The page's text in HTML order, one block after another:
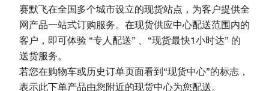
赛默飞在全国多个城市设立的现货站点，为客户提供全
网产品一站式订购服务。在现货供应中心配送范围内的
客户，即可体验 “专人配送” 、“现货最快1小时达” 的
送货服务。
若您在购物车或历史订单页面看到“现货中心”的标志，
表示此下单产品由您附近的现货中心为您配送。